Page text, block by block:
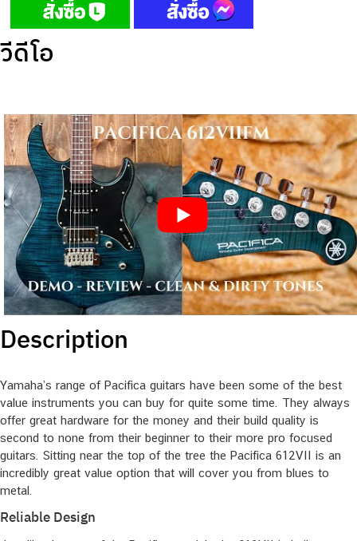
วีดีโอ
Description
Yamaha’s range of Pacifica guitars have been some of the best
value instruments you can buy for quite some time. They always
offer great hardware for the money and their build quality is
second to none from their beginner to their more pro focused
guitars. Sitting near the top of the tree the Pacifica 612VII is an
incredibly great value option that will cover you from blues to
metal.
Reliable Design